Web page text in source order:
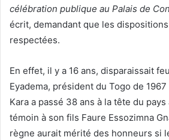
célébration publique au Palais de
écrit, demandant que les
respectées.
En effet, il y a 16 ans, disparaissait
Eyadema, président du Togo de
Kara a passé 38 ans à la tête du
témoin à son fils Faure Essozimna
règne aurait mérité des honneurs si